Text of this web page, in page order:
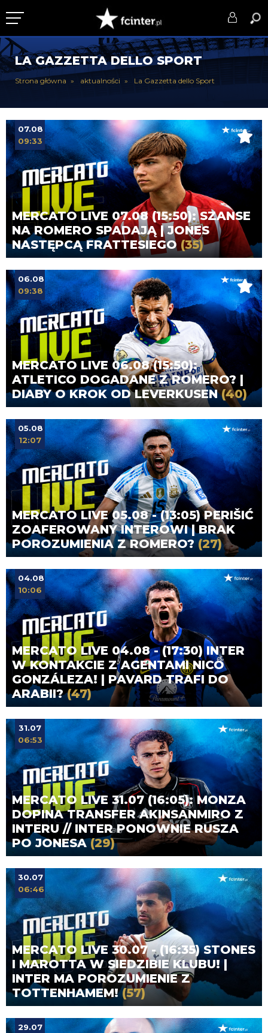
KLUB
DRUŻYNA
PUCHARY
DLA TIFOSICH
SERWIS
LA GAZZETTA DELLO SPORT
Strona główna aktualności La Gazzetta dello Sport
MERCATO LIVE 07.08 (15:50): SZANSE
NA ROMERO SPADAJĄ | JONES
NASTĘPCĄ FRATTESIEGO(35)
07.08
09:33
MERCATO LIVE 06.08 (15:50):
ATLETICO DOGADANE Z ROMERO? |
DIABY O KROK OD LEVERKUSEN(40)
06.08
09:38
MERCATO LIVE 05.08 - (13:05) PERIŠIĆ
ZOAFEROWANY INTEROWI | BRAK
POROZUMIENIA Z ROMERO?(27)
05.08
12:07
MERCATO LIVE 04.08 - (17:30) INTER
W KONTAKCIE Z AGENTAMI NICO
GONZÁLEZA! | PAVARD TRAFI DO
ARABII?(47)
04.08
10:06
MERCATO LIVE 31.07 (16:05): MONZA
DOPINA TRANSFER AKINSANMIRO Z
INTERU // INTER PONOWNIE RUSZA
PO JONESA(29)
31.07
06:53
MERCATO LIVE 30.07 - (16:35) STONES
I MAROTTA W SIEDZIBIE KLUBU! |
INTER MA POROZUMIENIE Z
TOTTENHAMEM!(57)
30.07
06:46
29.07